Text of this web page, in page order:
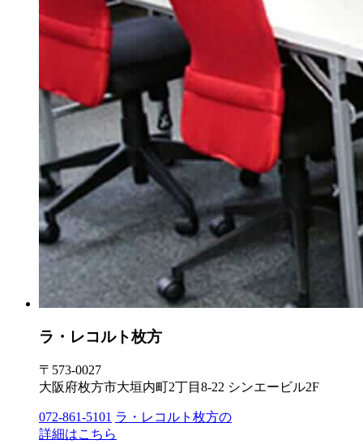
ラ・レコルト枚方
〒573-0027
大阪府枚方市大垣内町2丁目8-22 シンエービル2F
072-861-5101 ラ・レコルト枚方の
詳細はこちら